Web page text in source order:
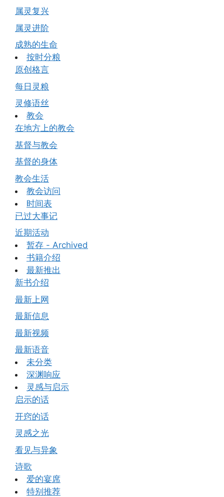
属灵复兴
属灵进阶
成熟的生命
按时分粮
原创格言
每日灵粮
灵修语丝
教会
在地方上的教会
基督与教会
基督的身体
教会生活
教会访问
时间表
已过大事记
近期活动
暂存 - Archived
书籍介绍
最新推出
新书介绍
最新上网
最新信息
最新视频
最新语音
未分类
深渊响应
灵感与启示
启示的话
开窍的话
灵感之光
看见与异象
诗歌
爱的宴席
特别推荐